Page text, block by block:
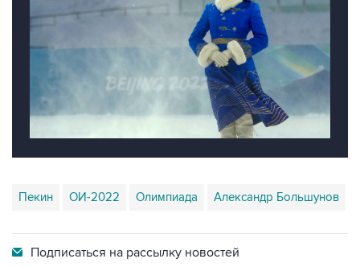
Пекин ОИ-2022 Олимпиада Александр Большунов
Подписаться на рассылку новостей